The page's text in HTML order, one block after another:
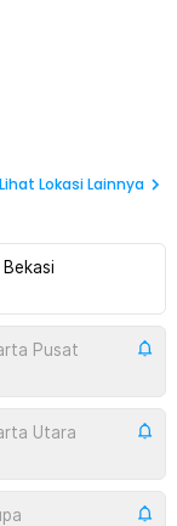
Lihat Lokasi Lainnya
Pusat
Utara